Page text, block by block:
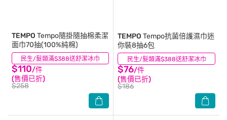
民生/髮類滿$388送舒潔冰巾
TEMPO Tempo隨掛隨抽棉柔潔
面巾70抽(100%純棉)
$110/件
(售價已折)
$258
(0) 民生/髮類滿$388送舒潔冰巾
TEMPO Tempo抗菌倍護濕巾迷
你裝8抽6包
$76/件
(售價已折)
$186
(12)